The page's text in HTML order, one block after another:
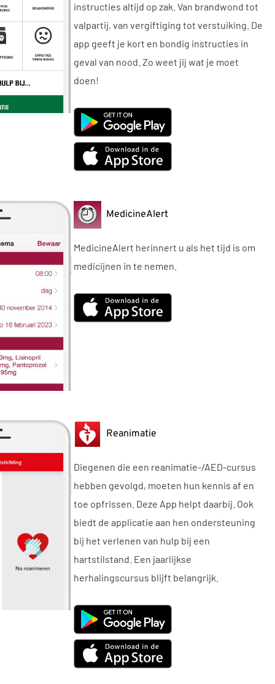
instructies altijd op zak. Van brandwond tot
valpartij, van vergiftiging tot verstuiking. De
app geeft je kort en bondig instructies in
geval van nood. Zo weet jij wat je moet
doen!
MedicineAlert
MedicineAlert herinnert u als het tijd is om
medicijnen in te nemen.
Reanimatie
Diegenen die een reanimatie-/AED-cursus
hebben gevolgd, moeten hun kennis af en
toe opfrissen. Deze App helpt daarbij. Ook
biedt de applicatie aan hen ondersteuning
bij het verlenen van hulp bij een
hartstilstand. Een jaarlijkse
herhalingscursus blijft belangrijk.